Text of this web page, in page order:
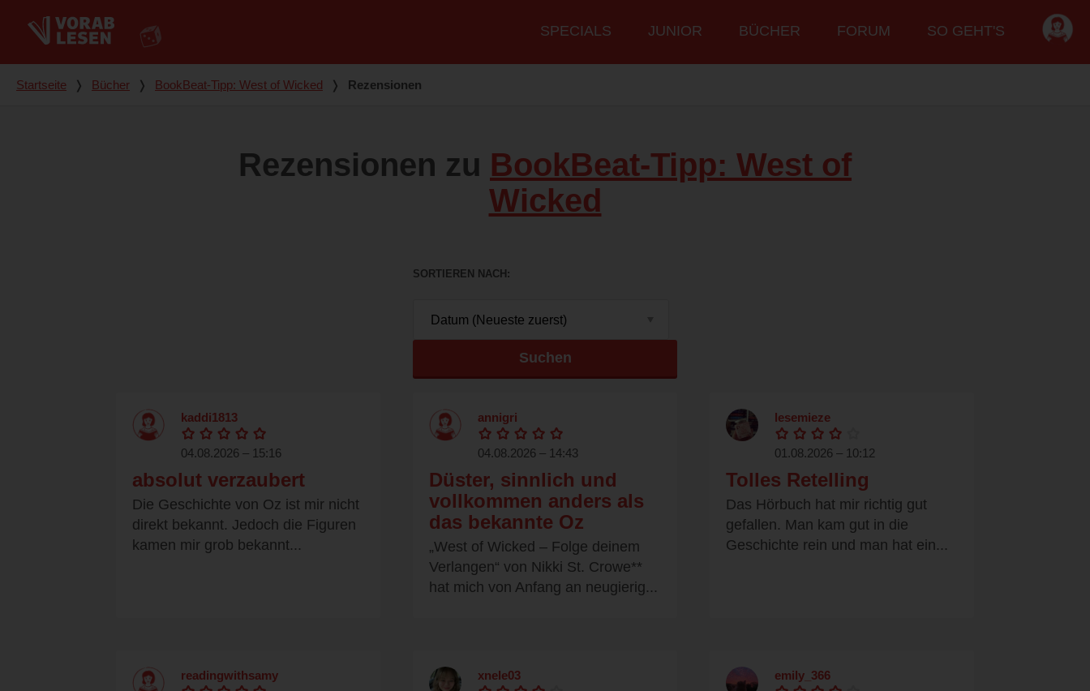
Hauptmenü
SPECIALS JUNIOR BÜCHER FORUM SO GEHT'S
Du bist hier
Startseite ❭ Bücher ❭ BookBeat-Tipp: West of Wicked ❭ Rezensionen
Rezensionen zu BookBeat-Tipp: West of
Wicked
SORTIEREN NACH
Suchen
kaddi1813
04.08.2026 – 15:16
absolut verzaubert
Die Geschichte von Oz ist mir nicht
direkt bekannt. Jedoch die Figuren
kamen mir grob bekannt...
annigri
04.08.2026 – 14:43
Düster, sinnlich und
vollkommen anders als
das bekannte Oz
„West of Wicked – Folge deinem
Verlangen“ von Nikki St. Crowe**
hat mich von Anfang an neugierig...
lesemieze
01.08.2026 – 10:12
Tolles Retelling
Das Hörbuch hat mir richtig gut
gefallen. Man kam gut in die
Geschichte rein und man hat ein...
readingwithsamy xnele03 emily_366